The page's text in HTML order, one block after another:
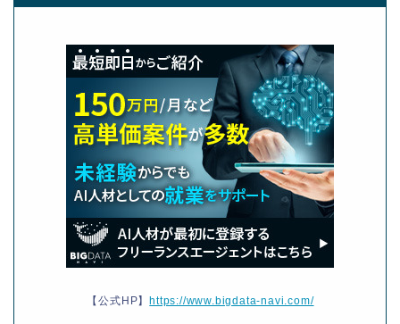
【公式HP】 https://www.bigdata-navi.com/